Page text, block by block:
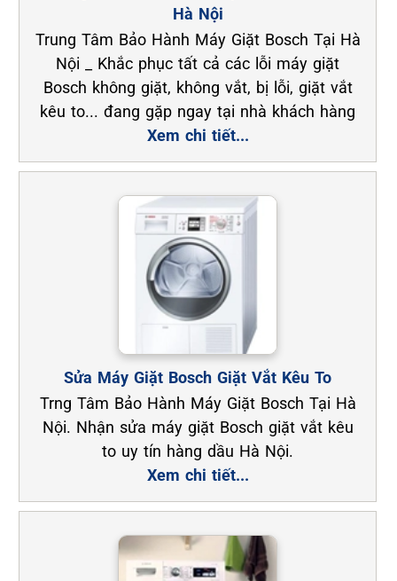
Hà Nội
Trung Tâm Bảo Hành Máy Giặt Bosch Tại Hà
Nội _ Khắc phục tất cả các lỗi máy giặt
Bosch không giặt, không vắt, bị lỗi, giặt vắt
kêu to... đang gặp ngay tại nhà khách hàng
Xem chi tiết...
Sửa Máy Giặt Bosch Giặt Vắt Kêu To
Trng Tâm Bảo Hành Máy Giặt Bosch Tại Hà
Nội. Nhận sửa máy giặt Bosch giặt vắt kêu
to uy tín hàng dầu Hà Nội.
Xem chi tiết...